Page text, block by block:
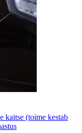
kaitse (toime kestab